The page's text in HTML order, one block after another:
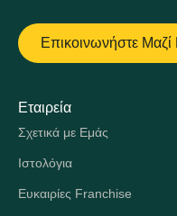
Επικοινωνήστε
Εταιρεία
Σχετικά με Εμάς
Ιστολόγια
Ευκαιρίες Franchise